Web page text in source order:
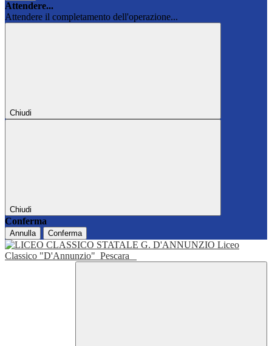
Attendere...
Attendere il completamento dell'operazione...
Chiudi
Chiudi
Conferma
Annulla Conferma
Liceo
Classico "D'Annunzio" Pescara